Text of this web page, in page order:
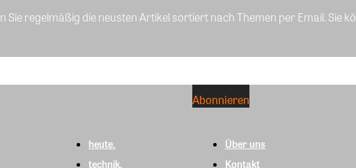
Sie regelmäßig die neusten Artikel sortiert nach Themen per Email. Sie
heute.
technik.
Über uns
Kontakt